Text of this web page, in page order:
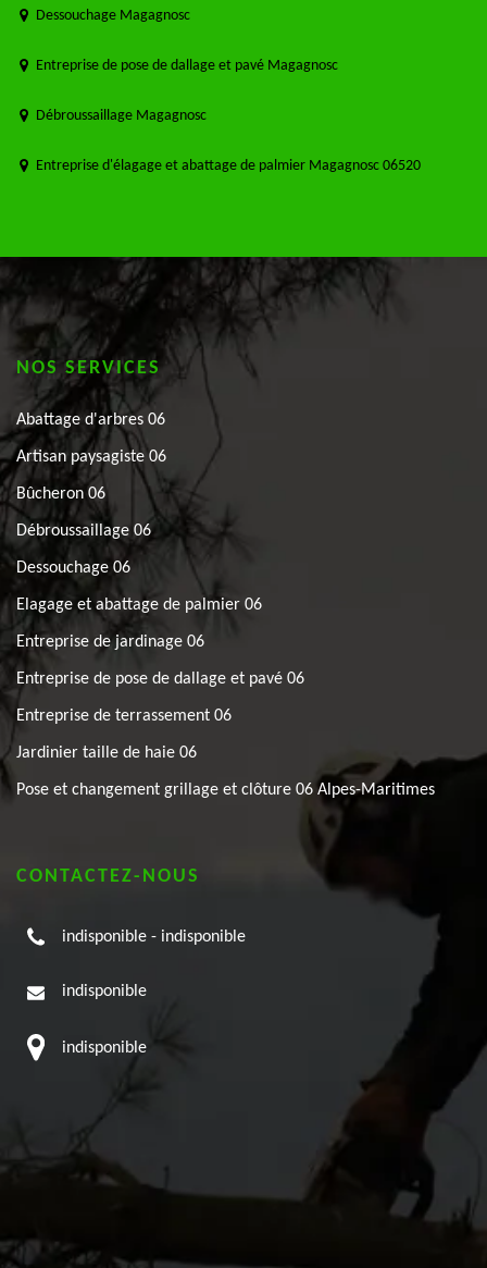
Dessouchage Magagnosc
Entreprise de pose de dallage et pavé Magagnosc
Débroussaillage Magagnosc
Entreprise d'élagage et abattage de palmier Magagnosc 06520
NOS SERVICES
Abattage d'arbres 06
Artisan paysagiste 06
Bûcheron 06
Débroussaillage 06
Dessouchage 06
Elagage et abattage de palmier 06
Entreprise de jardinage 06
Entreprise de pose de dallage et pavé 06
Entreprise de terrassement 06
Jardinier taille de haie 06
Pose et changement grillage et clôture 06 Alpes-Maritimes
CONTACTEZ-NOUS
indisponible - indisponible
indisponible
indisponible